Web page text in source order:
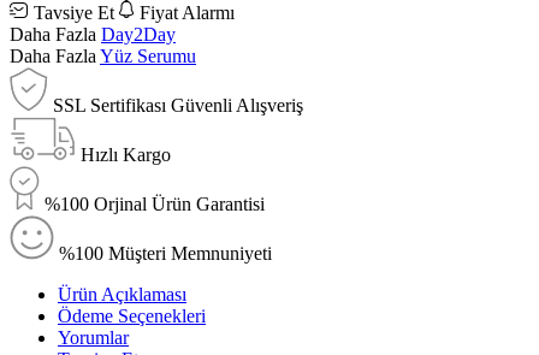
Tavsiye Et
Fiyat Alarmı
Daha Fazla Day2Day
Daha Fazla Yüz Serumu
SSL Sertifikası Güvenli Alışveriş
Hızlı Kargo
%100 Orjinal Ürün Garantisi
%100 Müşteri Memnuniyeti
Ürün Açıklaması
Ödeme Seçenekleri
Yorumlar